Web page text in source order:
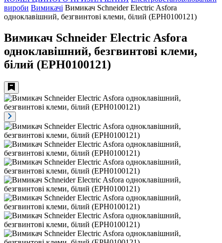
вироби Вимикачі Вимикач Schneider Electric Asfora
одноклавішний, безгвинтові клеми, білий (EPH0100121)
Вимикач Schneider Electric Asfora
одноклавішний, безгвинтові клеми,
білий (EPH0100121)